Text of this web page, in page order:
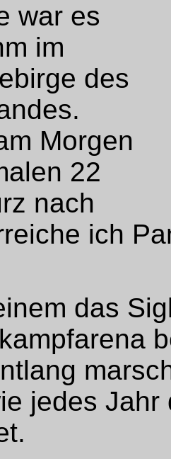
war es
im
des
Morgen
22
nach
ich
das
jedes